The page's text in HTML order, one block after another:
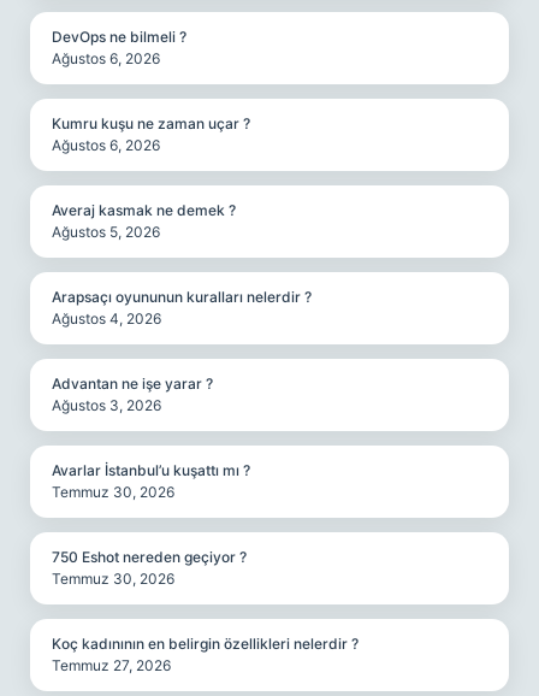
DevOps ne bilmeli ?
Ağustos 6, 2026
Kumru kuşu ne zaman uçar ?
Ağustos 6, 2026
Averaj kasmak ne demek ?
Ağustos 5, 2026
Arapsaçı oyununun kuralları nelerdir ?
Ağustos 4, 2026
Advantan ne işe yarar ?
Ağustos 3, 2026
Avarlar İstanbul’u kuşattı mı ?
Temmuz 30, 2026
750 Eshot nereden geçiyor ?
Temmuz 30, 2026
Koç kadınının en belirgin özellikleri nelerdir ?
Temmuz 27, 2026